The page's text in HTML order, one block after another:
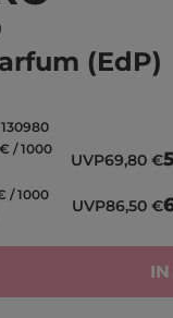
(EdP)
130980
/ 1000
UVP69,80 €
/ 1000
UVP86,50 €